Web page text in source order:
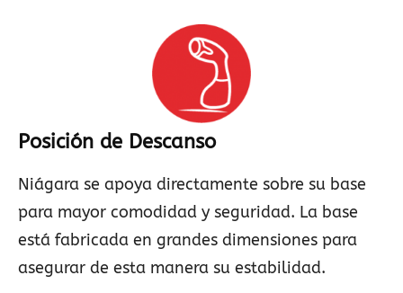
Posición de Descanso
Niágara se apoya directamente sobre su base
para mayor comodidad y seguridad. La base
está fabricada en grandes dimensiones para
asegurar de esta manera su estabilidad.